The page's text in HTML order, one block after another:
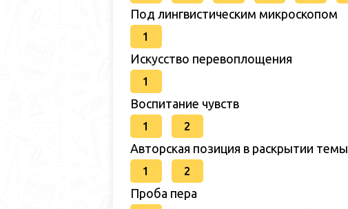
Под лингвистическим микроскопом
1
Искусство перевоплощения
1
Воспитание чувств
1 2
Авторская позиция в раскрытии темы
1 2
Проба пера